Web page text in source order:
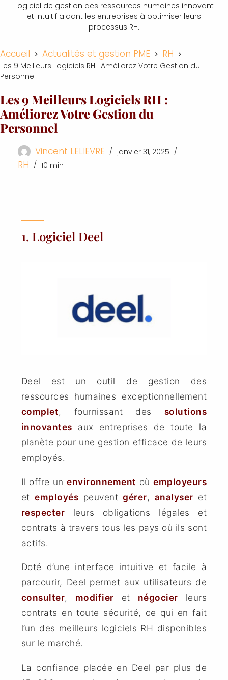
Logiciel de gestion des ressources humaines innovant
et intuitif aidant les entreprises à optimiser leurs
processus RH.
Accueil Actualités et gestion PME RH
Les 9 Meilleurs Logiciels RH : Améliorez Votre Gestion du
Personnel
Les 9 Meilleurs Logiciels RH :
Améliorez Votre Gestion du
Personnel
Vincent LELIEVRE janvier 31, 2025
RH 10 min
1. Logiciel Deel
Deel est un outil de gestion des
ressources humaines exceptionnellement
complet, fournissant des solutions
innovantes aux entreprises de toute la
planète pour une gestion efficace de leurs
employés.
Il offre unenvironnement oùemployeurs
etemployés peuventgérer, analyser et
respecter leurs obligations légales et
contrats à travers tous les pays où ils sont
actifs.
Doté d’une interface intuitive et facile à
parcourir, Deel permet aux utilisateurs de
consulter, modifier et négocier leurs
contrats en toute sécurité, ce qui en fait
l’un des meilleurs logiciels RH disponibles
sur le marché.
La confiance placée en Deel par plus de